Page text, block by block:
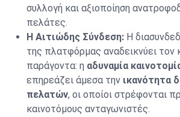
συλλογή και αξιοποίηση
πελάτες.
Η Αιτιώδης Σύνδεση: Η
της πλατφόρμας αναδεικνύει τον
παράγοντα: η αδυναμία
επηρεάζει άμεσα την ικανότητα
πελατών, οι οποίοι στρέφονται
καινοτόμους ανταγωνιστές.